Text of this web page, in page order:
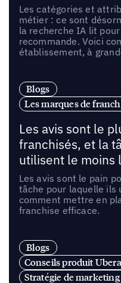
Les catégories et
métier : ce sont
la recherche IA lit
recommande. Voici
établissement, à
Blogs
Les marques de
Les avis sont le
franchisés, et la
utilisent le moins
Les avis sont le pain
tâche pour laquelle ils
comment mettre en
franchise efficace.
Blogs
Conseils produit
Stratégie de